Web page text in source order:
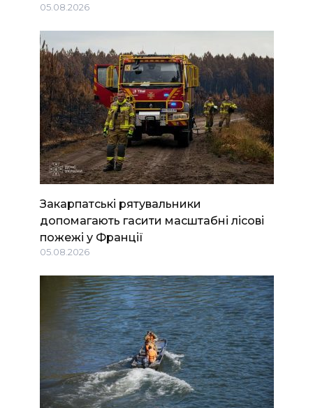
05.08.2026
Закарпатські рятувальники
допомагають гасити масштабні лісові
пожежі у Франції
05.08.2026